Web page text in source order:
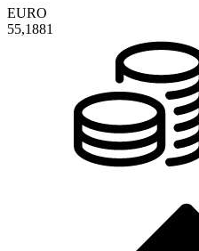
EURO
55,1881